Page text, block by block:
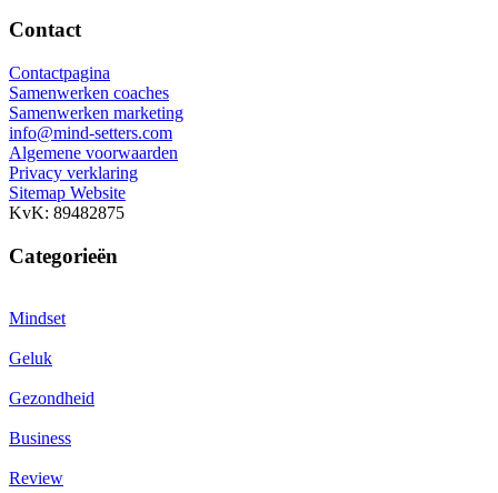
Contact
Contactpagina
Samenwerken coaches
Samenwerken marketing
info@mind-setters.com
Algemene voorwaarden
Privacy verklaring
Sitemap Website
KvK: 89482875
Categorieën
Mindset
Geluk
Gezondheid
Business
Review